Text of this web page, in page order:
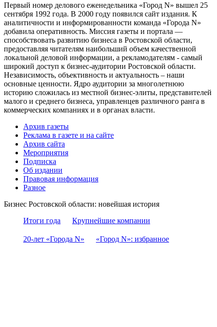
Первый номер делового еженедельника «Город N» вышел 25
сентября 1992 года. В 2000 году появился сайт издания. К
аналитичности и информированности команда «Города N»
добавила оперативность. Миссия газеты и портала —
способствовать развитию бизнеса в Ростовской области,
предоставляя читателям наибольший объем качественной
локальной деловой информации, а рекламодателям - самый
широкий доступ к бизнес-аудитории Ростовской области.
Независимость, объективность и актуальность – наши
основные ценности. Ядро аудитории за многолетнюю
историю сложилась из местной бизнес-элиты, представителей
малого и среднего бизнеса, управленцев различного ранга в
коммерческих компаниях и в органах власти.
Архив газеты
Реклама в газете и на сайте
Архив сайта
Мероприятия
Подписка
Об издании
Правовая информация
Разное
Бизнес Ростовской области: новейшая история
Итоги года
Крупнейшие компании
20-лет «Города N» «Город N»: избранное